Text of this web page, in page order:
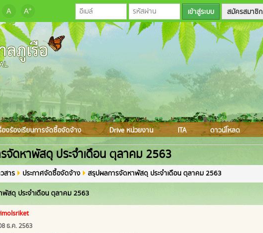
A A+ สมัครสมาชิก
องร้องเรียนการจัดซื้อจัดจ้าง Drive หน่วยงาน ITA ดาวน์โหลด
จัดหาพัสดุ ประจำเดือน ตุลาคม 2563
สาร ประกาศจัดซื้อจัดจ้าง
สรุปผลการจัดหาพัสดุ ประจำเดือน ตุลาคม 2563
สดุ ประจำเดือน ตุลาคม 2563
ธ.ค. 2563